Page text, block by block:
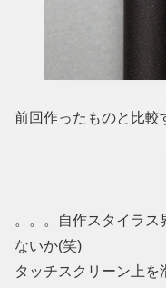
前回作ったものと比較
。。。自作スタイラス
ないか(笑)
タッチスクリーン上を